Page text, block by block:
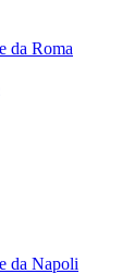
da Roma
da Napoli